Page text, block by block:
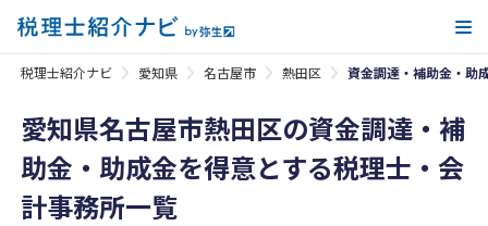
税理士紹介ナビ 愛知県 名古屋市 熱田区 資金調達・補助金・助
愛知県名古屋市熱田区の資金調達・補
助金・助成金を得意とする税理士・会
計事務所一覧